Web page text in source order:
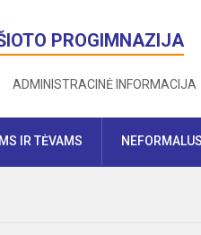
PROGIMNAZIJA
ADMINISTRACINĖ INFORMACIJA
IR TĖVAMS